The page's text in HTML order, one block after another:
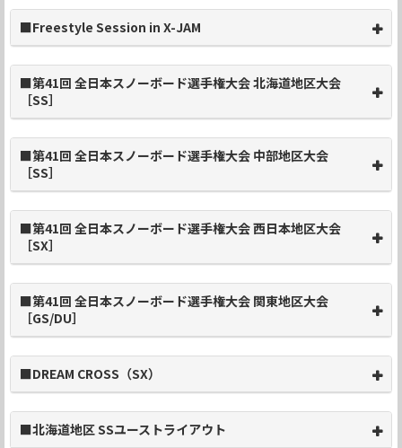
■Freestyle Session in X-JAM
■第41回 全日本スノーボード選手権大会 北海道地区大会
［SS］
■第41回 全日本スノーボード選手権大会 中部地区大会
［SS］
■第41回 全日本スノーボード選手権大会 西日本地区大会
［SX］
■第41回 全日本スノーボード選手権大会 関東地区大会
［GS/DU］
■DREAM CROSS（SX）
■北海道地区 SSユーストライアウト